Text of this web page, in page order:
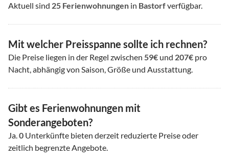
Aktuell sind 25 Ferienwohnungen in Bastorfverfügbar.
Mit welcher Preisspanne sollte ich rechnen?
Die Preise liegen in der Regel zwischen 59€ und 207€ pro
Nacht, abhängig von Saison, Größe und Ausstattung.
Gibt es Ferienwohnungen mit
Sonderangeboten?
Ja.0 Unterkünfte bieten derzeit reduzierte Preise oder
zeitlich begrenzte Angebote.